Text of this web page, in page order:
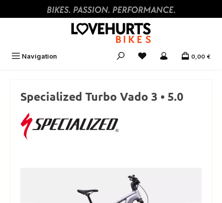
Zum Hauptinhalt springen
Navigation 0,00 €
Specialized Turbo Vado 3 • 5.0